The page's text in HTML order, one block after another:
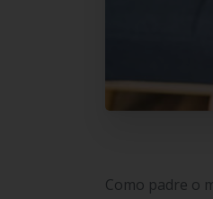
Como padre o